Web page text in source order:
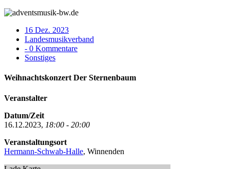
16 Dez. 2023
Landesmusikverband
- 0 Kommentare
Sonstiges
Weihnachtskonzert Der Sternenbaum
Veranstalter
Datum/Zeit
16.12.2023, 18:00 - 20:00
Veranstaltungsort
Hermann-Schwab-Halle, Winnenden